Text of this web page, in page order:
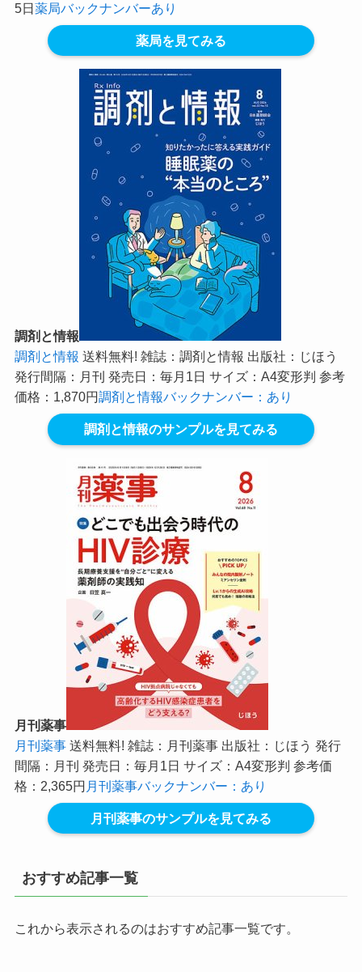
5日薬局バックナンバーあり
薬局を見てみる
調剤と情報
調剤と情報 送料無料! 雑誌：調剤と情報 出版社：じほう
発行間隔：月刊 発売日：毎月1日 サイズ：A4変形判 参考
価格：1,870円調剤と情報バックナンバー：あり
調剤と情報のサンプルを見てみる
月刊薬事
月刊薬事送料無料! 雑誌：月刊薬事 出版社：じほう 発行
間隔：月刊 発売日：毎月1日 サイズ：A4変形判 参考価
格：2,365円 月刊薬事バックナンバー：あり
月刊薬事のサンプルを見てみる
おすすめ記事一覧
これから表示されるのはおすすめ記事一覧です。